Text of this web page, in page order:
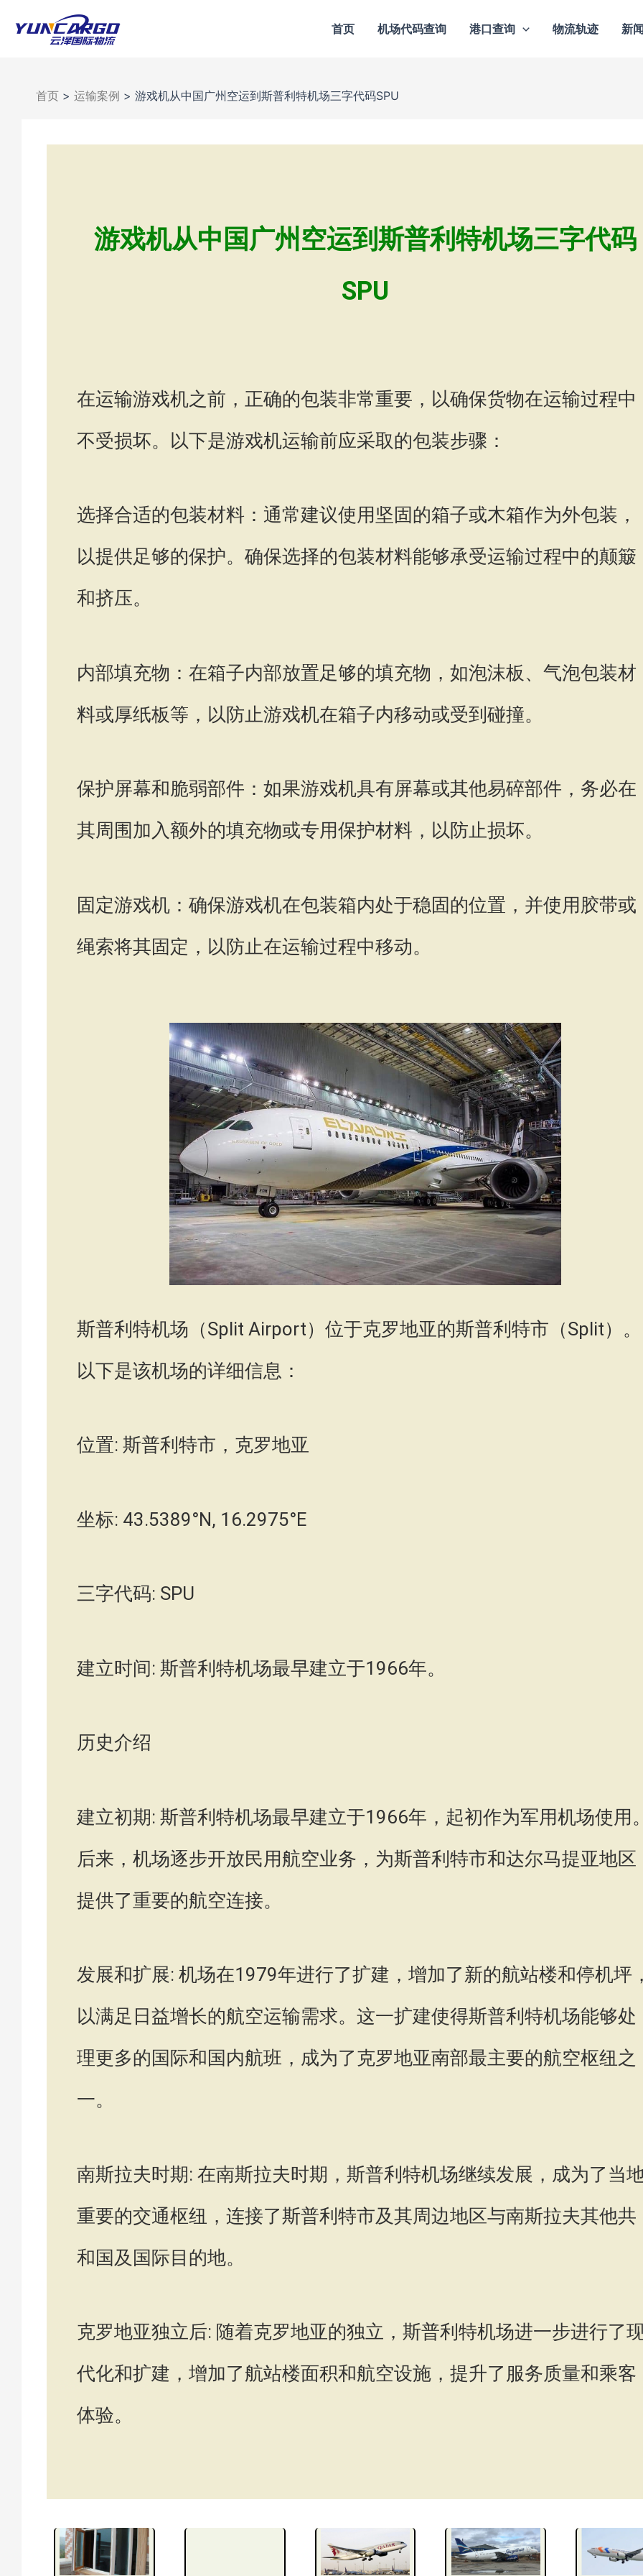
首页 机场代码查询 港口查询 物流轨迹 新
首页 > 运输案例 > 游戏机从中国广州空运到斯普利特机场三字代码SPU
游戏机从中国广州空运到斯普利特机场三字代码
SPU
在运输游戏机之前，正确的包装非常重要，以确保货物在运输过程中
不受损坏。以下是游戏机运输前应采取的包装步骤：
选择合适的包装材料：通常建议使用坚固的箱子或木箱作为外包装，
以提供足够的保护。确保选择的包装材料能够承受运输过程中的颠簸
和挤压。
内部填充物：在箱子内部放置足够的填充物，如泡沫板、气泡包装材
料或厚纸板等，以防止游戏机在箱子内移动或受到碰撞。
保护屏幕和脆弱部件：如果游戏机具有屏幕或其他易碎部件，务必在
其周围加入额外的填充物或专用保护材料，以防止损坏。
固定游戏机：确保游戏机在包装箱内处于稳固的位置，并使用胶带或
绳索将其固定，以防止在运输过程中移动。
斯普利特机场（Split Airport）位于克罗地亚的斯普利特市（Split）。
以下是该机场的详细信息：
位置: 斯普利特市，克罗地亚
坐标: 43.5389°N, 16.2975°E
三字代码: SPU
建立时间: 斯普利特机场最早建立于1966年。
历史介绍
建立初期: 斯普利特机场最早建立于1966年，起初作为军用机场使用
后来，机场逐步开放民用航空业务，为斯普利特市和达尔马提亚地区
提供了重要的航空连接。
发展和扩展: 机场在1979年进行了扩建，增加了新的航站楼和停机坪
以满足日益增长的航空运输需求。这一扩建使得斯普利特机场能够处
理更多的国际和国内航班，成为了克罗地亚南部最主要的航空枢纽之
一。
南斯拉夫时期: 在南斯拉夫时期，斯普利特机场继续发展，成为了当
重要的交通枢纽，连接了斯普利特市及其周边地区与南斯拉夫其他共
和国及国际目的地。
克罗地亚独立后: 随着克罗地亚的独立，斯普利特机场进一步进行了
代化和扩建，增加了航站楼面积和航空设施，提升了服务质量和乘客
体验。